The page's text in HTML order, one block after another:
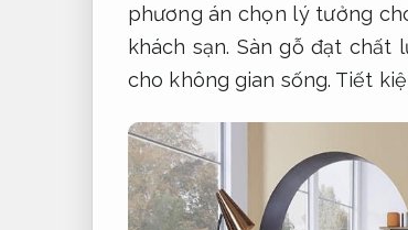
phương án chọn lý tưởng
khách sạn. Sàn gỗ đạt chất
cho không gian sống. Tiết